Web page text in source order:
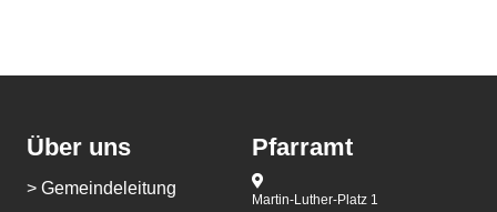
Über uns
> Gemeindeleitung
Pfarramt
Martin-Luther-Platz 1